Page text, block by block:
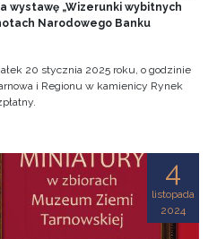
wystawę „Wizerunki wybitnych
Narodowego Banku
20 stycznia 2025 roku, o godzinie
i Regionu w kamienicy Rynek
4
listopada
2024